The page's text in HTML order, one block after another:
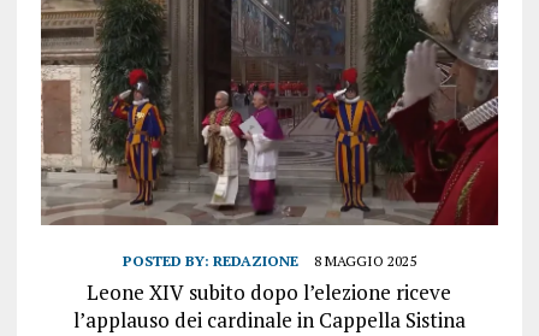
POSTED BY: REDAZIONE 8 MAGGIO 2025
Leone XIV subito dopo l’elezione riceve
l’applauso dei cardinale in Cappella Sistina